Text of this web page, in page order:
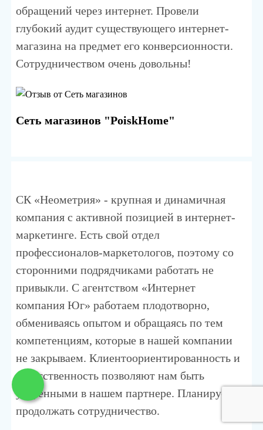
обращений через интернет. Провели
глубокий аудит существующего интернет-
магазина на предмет его конверсионности.
Сотрудничеством очень довольны!
Сеть магазинов "PoiskHome"
СК «Неометрия» - крупная и динамичная
компания с активной позицией в интернет-
маркетинге. Есть свой отдел
профессионалов-маркетологов, поэтому со
сторонними подрядчиками работать не
привыкли. С агентством «Интернет
компания Юг» работаем плодотворно,
обмениваясь опытом и обращаясь по тем
компетенциям, которые в нашей компании
не закрываем. Клиентоориентированность и
ответственность позволяют нам быть
уверенными в нашем партнере. Планируем
продолжать сотрудничество.